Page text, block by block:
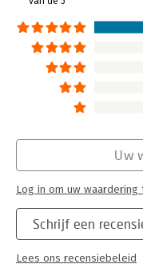
de opzet van het boek?
Lees verder
Schrijf een
Lees ons recensiebeleid
Uw
Log in om uw waardering